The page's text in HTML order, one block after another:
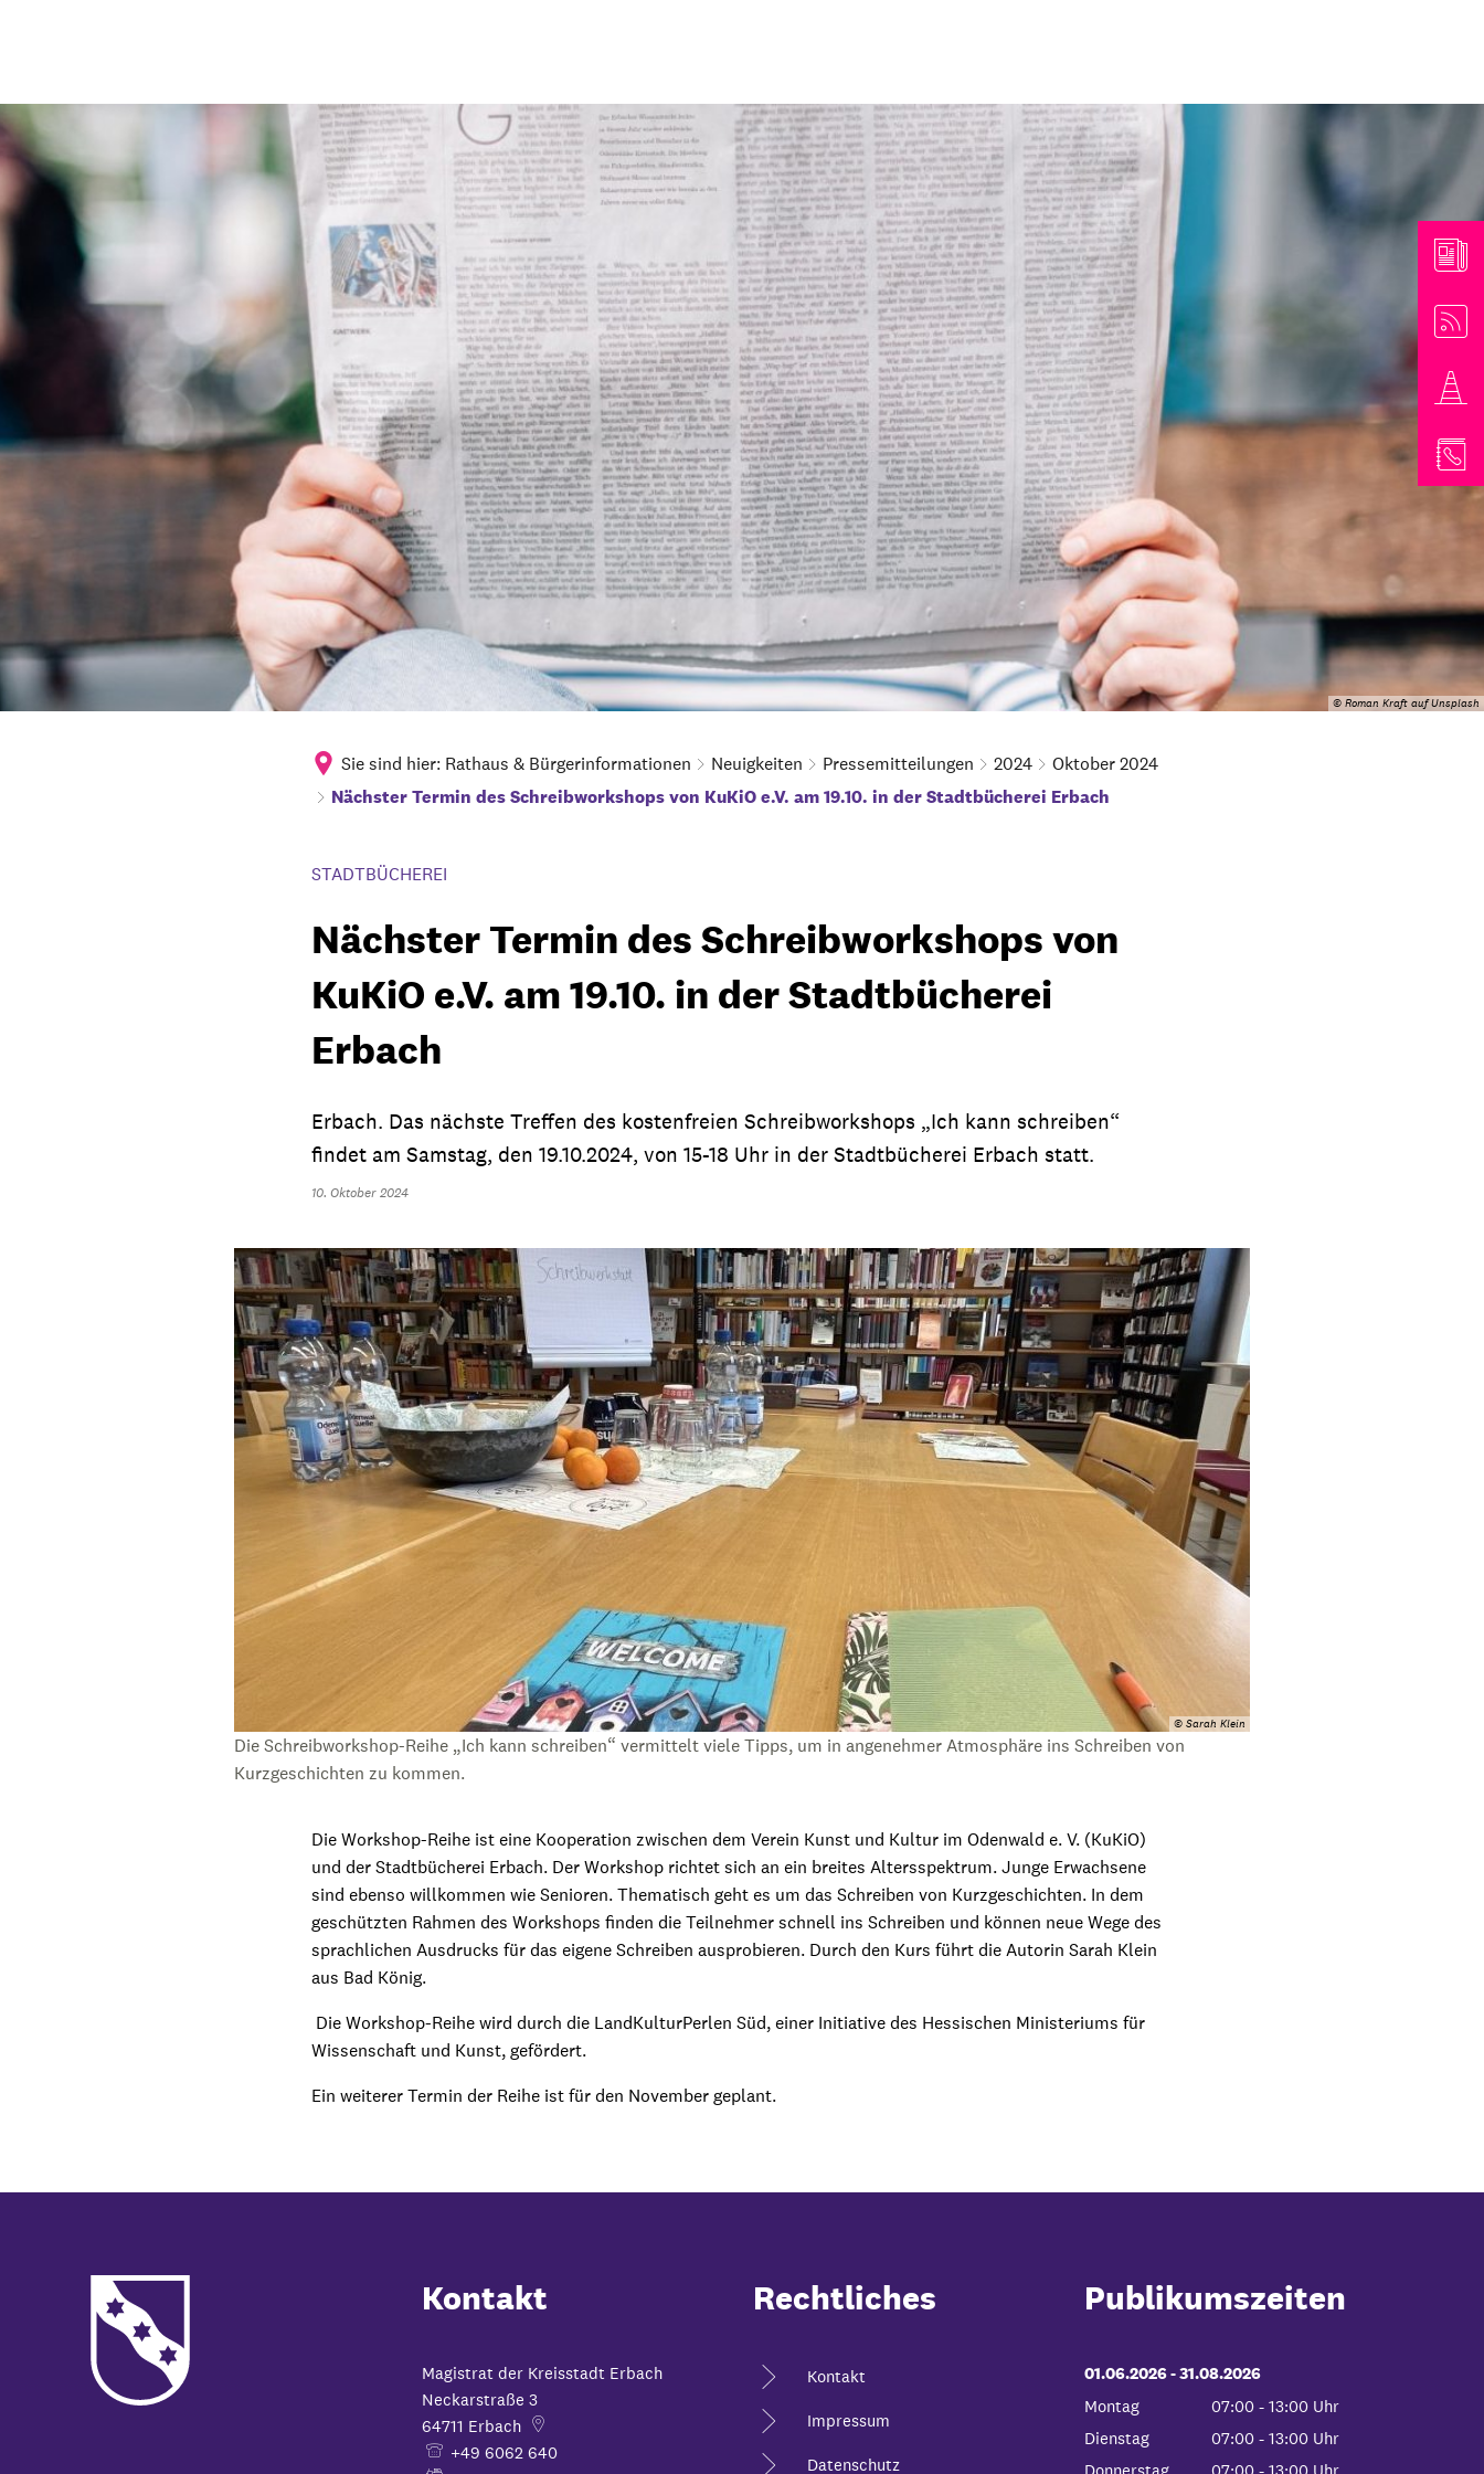
© Roman Kraft auf Unsplash
Sie sind hier: Rathaus & Bürgerinformationen Neuigkeiten Pressemitteilungen 2024 Oktober 2024
Nächster Termin des Schreibworkshops von KuKiO e.V. am 19.10. in der Stadtbücherei Erbach
STADTBÜCHEREI
Nächster Termin des Schreibworkshops von
KuKiO e.V. am 19.10. in der Stadtbücherei
Erbach
Erbach. Das nächste Treffen des kostenfreien Schreibworkshops „Ich kann schreiben“
findet am Samstag, den 19.10.2024, von 15-18 Uhr in der Stadtbücherei Erbach statt.
10. Oktober 2024
© Sarah Klein
Die Schreibworkshop-Reihe „Ich kann schreiben“ vermittelt viele Tipps, um in angenehmer Atmosphäre ins Schreiben von
Kurzgeschichten zu kommen.
Die Workshop-Reihe ist eine Kooperation zwischen dem Verein Kunst und Kultur im Odenwald e. V. (KuKiO)
und der Stadtbücherei Erbach. Der Workshop richtet sich an ein breites Altersspektrum. Junge Erwachsene
sind ebenso willkommen wie Senioren. Thematisch geht es um das Schreiben von Kurzgeschichten. In dem
geschützten Rahmen des Workshops finden die Teilnehmer schnell ins Schreiben und können neue Wege des
sprachlichen Ausdrucks für das eigene Schreiben ausprobieren. Durch den Kurs führt die Autorin Sarah Klein
aus Bad König.
Die Workshop-Reihe wird durch die LandKulturPerlen Süd, einer Initiative des Hessischen Ministeriums für
Wissenschaft und Kunst, gefördert.
Ein weiterer Termin der Reihe ist für den November geplant.
Kontakt
Magistrat der Kreisstadt Erbach
Neckarstraße 3
64711 Erbach
+49 6062 640
Rechtliches
Kontakt
Impressum
Datenschutz
Publikumszeiten
01.06.2026-bis
31.08.2026
Montag
07:00 - 13:00 Uhr
Von 07:00 bis 13:00 Uhr
Dienstag 07:00 - 13:00 Uhr
Von 07:00 bis 13:00 Uhr